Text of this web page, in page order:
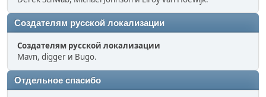
Создателям русской локализации
Создателям русской локализации
Mavn, digger и Bugo.
Отдельное спасибо